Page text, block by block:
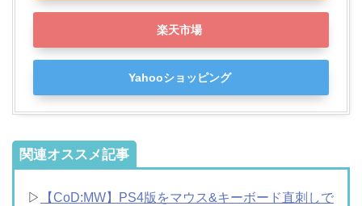
楽天市場
Yahooショッピング
関連オススメ記事
▷
【CoD:MW】PS4版をマウス&キーボード直刺しで